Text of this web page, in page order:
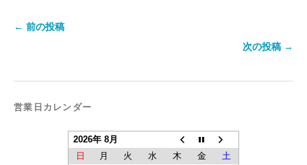
← 前の投稿
次の投稿 →
営業日カレンダー
2026年 8月
日
月 火 水 木 金
土